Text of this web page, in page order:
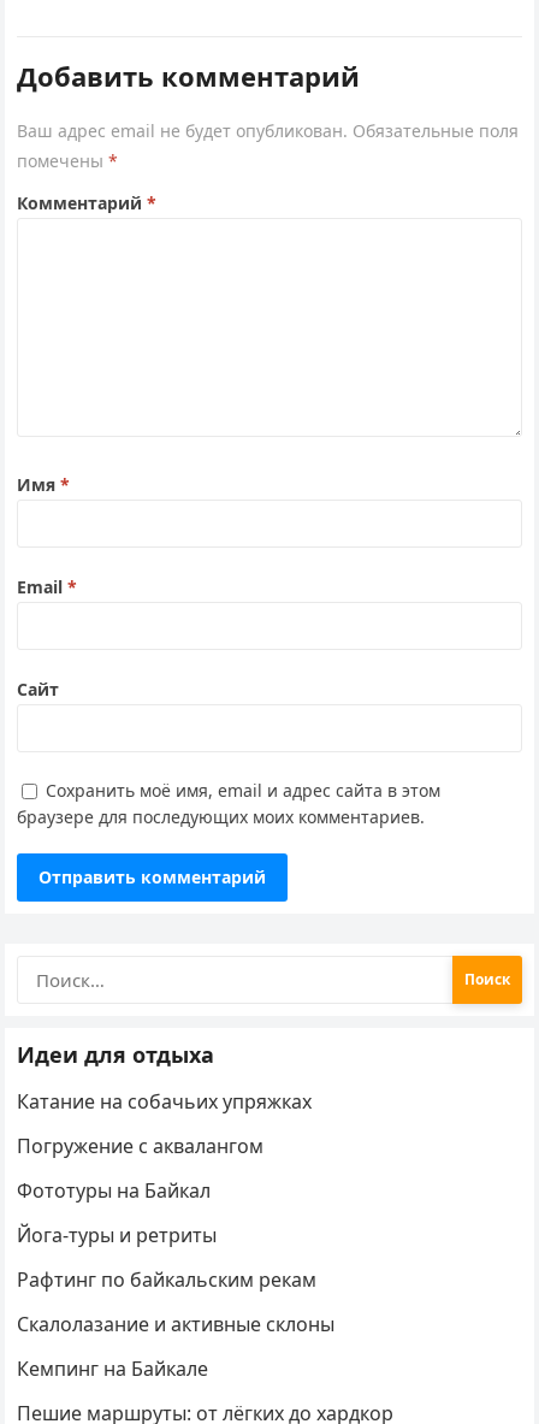
Добавить комментарий
Ваш адрес email не будет опубликован. Обязательные поля
помечены*
Комментарий*
Имя*
Email*
Сайт
Сохранить моё имя, email и адрес сайта в этом
браузере для последующих моих комментариев.
Идеи для отдыха
Катание на собачьих упряжках
Погружение с аквалангом
Фототуры на Байкал
Йога-туры и ретриты
Рафтинг по байкальским рекам
Скалолазание и активные склоны
Кемпинг на Байкале
Пешие маршруты: от лёгких до хардкор